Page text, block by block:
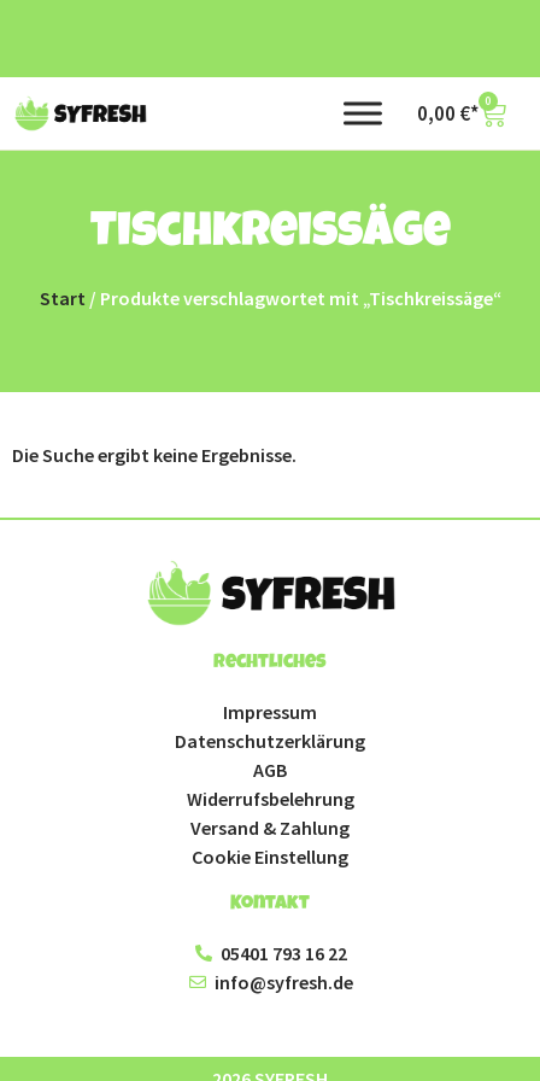
0,00 € 0
Tischkreissäge
Start / Produkte verschlagwortet mit „Tischkreissäge“
Die Suche ergibt keine Ergebnisse.
Rechtliches
Impressum
Datenschutzerklärung
AGB
Widerrufsbelehrung
Versand & Zahlung
Cookie Einstellung
Kontakt
05401 793 16 22
info@syfresh.de